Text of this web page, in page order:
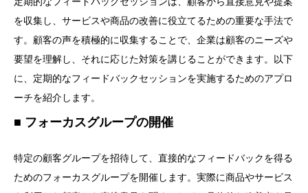
を収集し、サービスや商品の改善に役立てるための重要な手法で
す。顧客の声を積極的に収集することで、企業は顧客のニーズや
要望を理解し、それに応じた対策を講じることができます。以下
に、定期的なフィードバックセッションを実施するためのアプロ
ーチを紹介します。
フォーカスグループの開催
特定の顧客グループを招待して、直接的なフィードバックを得る
ためのフォーカスグループを開催します。実際に商品やサービス